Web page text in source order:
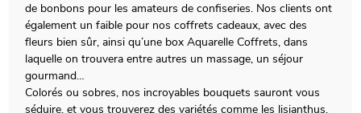
de bonbons pour les amateurs de confiseries. Nos clients ont
également un faible pour nos coffrets cadeaux, avec des
fleurs bien sûr, ainsi qu’une box Aquarelle Coffrets, dans
laquelle on trouvera entre autres un massage, un séjour
gourmand…
Colorés ou sobres, nos incroyables bouquets sauront vous
séduire, et vous trouverez des variétés comme les lisianthus,